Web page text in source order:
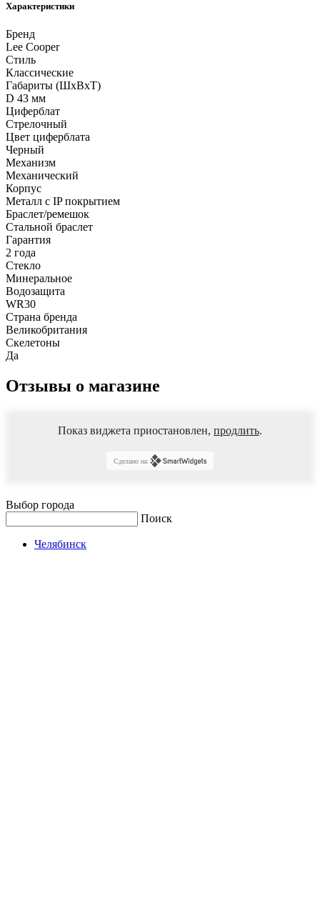
Характеристики
Бренд
Lee Cooper
Стиль
Классические
Габариты (ШхВхТ)
D 43 мм
Циферблат
Стрелочный
Цвет циферблата
Черный
Механизм
Механический
Корпус
Металл с IP покрытием
Браслет/ремешок
Стальной браслет
Гарантия
2 года
Стекло
Минеральное
Водозащита
WR30
Страна бренда
Великобритания
Скелетоны
Да
Отзывы о магазине
Показ виджета приостановлен, продлить.
Сделано на
Выбор города
Поиск
Челябинск